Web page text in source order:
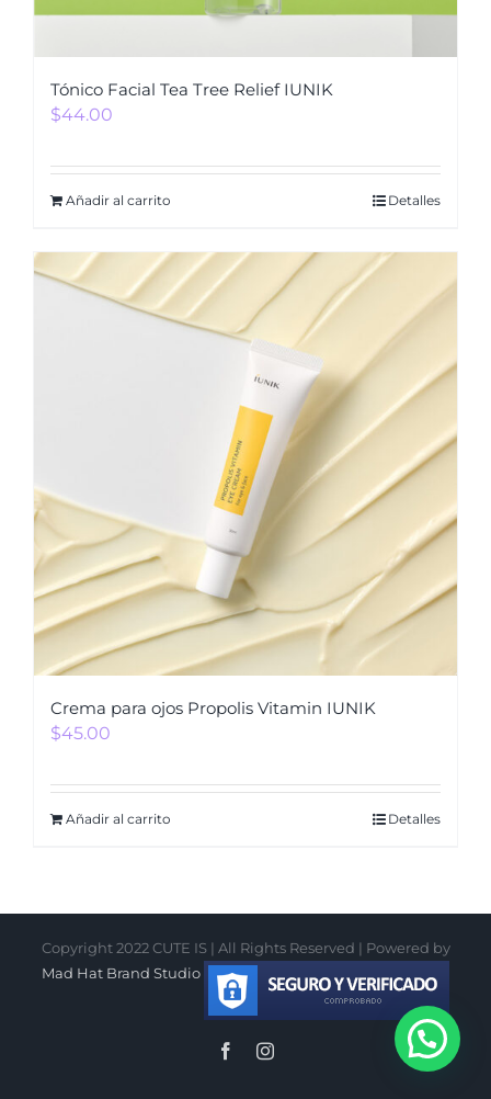
Tónico Facial Tea Tree Relief IUNIK
$44.00
Añadir al carrito Detalles
Crema para ojos Propolis Vitamin IUNIK
$45.00
Añadir al carrito Detalles
Copyright 2022 CUTE IS | All Rights Reserved | Powered by
Mad Hat Brand Studio
FacebookInstagram